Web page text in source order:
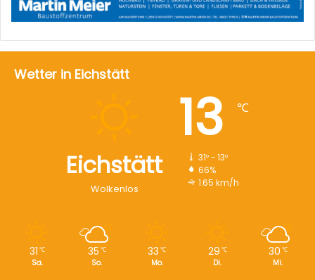
Wetter in Eichstätt
Eichstätt
Wolkenlos
13 ℃
31º - 13º
66%
1.65 km/h
31 ℃
Sa.
35 ℃
So.
33 ℃
Mo.
29 ℃
Di.
30 ℃
Mi.